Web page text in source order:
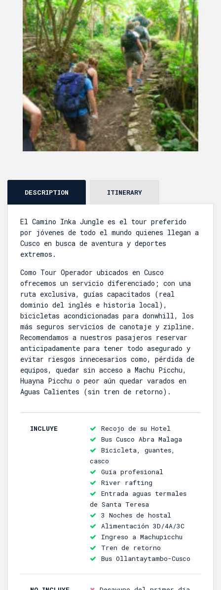
DESCRIPTION ITINERARY
El Camino Inka Jungle es el tour preferido
por jóvenes de todo el mundo quienes llegan a
Cusco en busca de aventura y deportes
extremos.
Como Tour Operador ubicados en Cusco
ofrecemos un servicio diferenciado; con una
ruta exclusiva, guías capacitados (real
dominio del inglés e historia local),
bicicletas acondicionadas para donwhill, los
más seguros servicios de canotaje y zipline.
Recomendamos a nuestros pasajeros reservar
anticipadamente para tener todo asegurado y
evitar riesgos innecesarios como, pérdida de
equipos, quedar sin acceso a Machu Picchu,
Huayna Picchu o peor aún quedar varados en
Aguas Calientes (sin tren de retorno).
INCLUYE
Recojo de su Hotel
Bus Cusco Abra Malaga
Bicicleta, guantes,
casco
Guía profesional
River rafting
Entrada aguas termales
de Santa Teresa
3 Noches de hostal
Alimentación 3D/4A/3C
Ingreso a Machupicchu
Tren de retorno
Bus Ollantaytambo-Cusco